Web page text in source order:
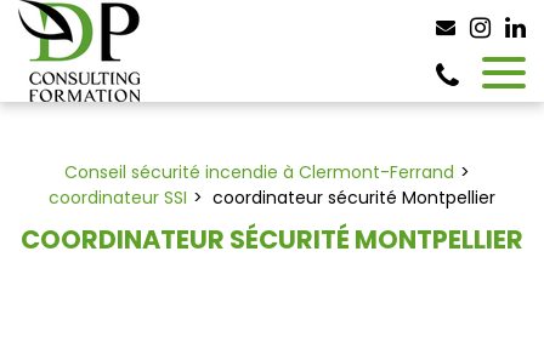
Conseil sécurité incendie à Clermont-Ferrand
coordinateur SSI
coordinateur sécurité Montpellier
COORDINATEUR SÉCURITÉ MONTPELLIER
Panneau de gestion des cookies